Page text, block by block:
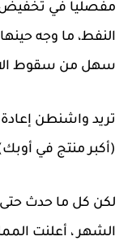
مفصليا في تخفيض
النفط، ما وجه
سهل من سقوط
تريد واشنطن
(أكبر منتج في
لكن كل ما حدث
الشهر ، أعلنت